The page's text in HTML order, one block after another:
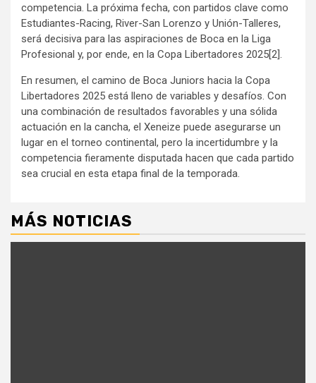
competencia. La próxima fecha, con partidos clave como
Estudiantes-Racing, River-San Lorenzo y Unión-Talleres,
será decisiva para las aspiraciones de Boca en la Liga
Profesional y, por ende, en la Copa Libertadores 2025[2].
En resumen, el camino de Boca Juniors hacia la Copa
Libertadores 2025 está lleno de variables y desafíos. Con
una combinación de resultados favorables y una sólida
actuación en la cancha, el Xeneize puede asegurarse un
lugar en el torneo continental, pero la incertidumbre y la
competencia fieramente disputada hacen que cada partido
sea crucial en esta etapa final de la temporada.
MÁS NOTICIAS